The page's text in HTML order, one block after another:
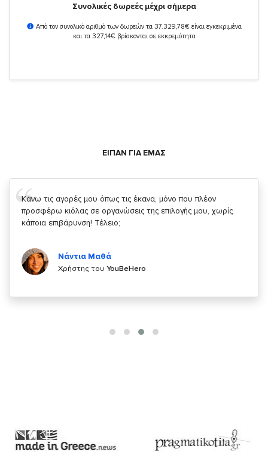
Συνολικές δωρεές μέχρι σήμερα
Από τον συνολικό αριθμό των δωρεών τα 37.329,78€ είναι εγκεκριμένα
και τα 327,14€ βρίσκονται σε εκκρεμότητα
ΕΙΠΑΝ ΓΙΑ ΕΜΑΣ
Σας ευχαριστώ που μας δίνετε την δυνατότητα να κάνουμε
κάτι!
Χρήστης τουYouBeHero